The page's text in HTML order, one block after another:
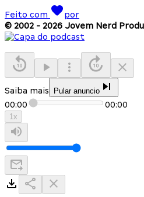
Feito com
por
© 2002 - 2026 Jovem Nerd
Saiba mais Pular anuncio
00:00 00:00
1x